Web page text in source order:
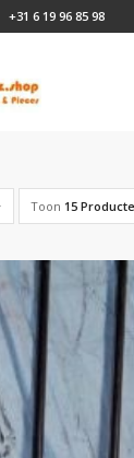
+31 6 19 96 85 98
Toon 15